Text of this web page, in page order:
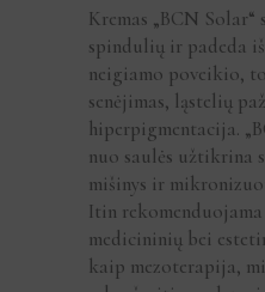
Kremas „BCN
spindulių ir padeda
neigiamo poveikio,
senėjimas, ląstelių
hiperpigmentacija.
nuo saulės
mišinys ir
Itin
medicininių bei
kaip mezoterapija,